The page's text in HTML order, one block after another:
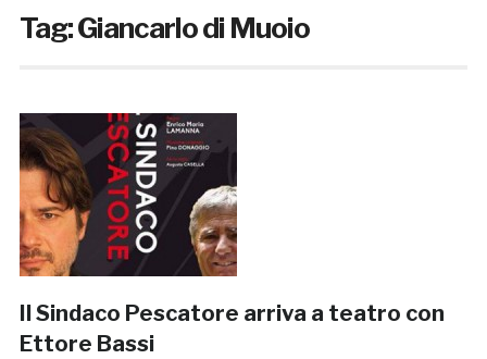
Tag:Giancarlo di Muoio
Il Sindaco Pescatore arriva a teatro con
Ettore Bassi